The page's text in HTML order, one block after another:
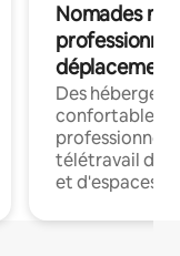
Nomades
déplacement
Des
confortables
professionnels
télétravail
et d'espaces